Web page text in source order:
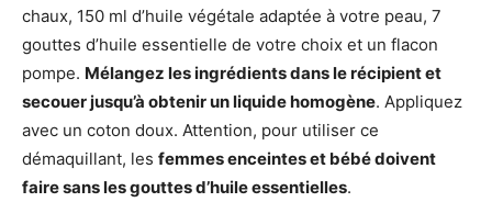
chaux, 150 ml d’huile végétale adaptée à votre peau, 7
gouttes d’huile essentielle de votre choix et un flacon
pompe. Mélangez les ingrédients dans le récipient et
secouer jusqu’à obtenir un liquide homogène. Appliquez
avec un coton doux. Attention, pour utiliser ce
démaquillant, les femmes enceintes et bébé doivent
faire sans les gouttes d’huile essentielles.